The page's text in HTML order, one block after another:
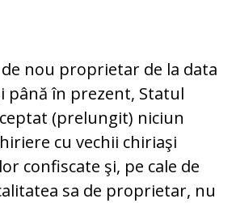
de nou proprietar de la data
până în prezent, Statul
(prelungit) niciun
cu vechii chiriaşi
confiscate şi, pe cale de
sa de proprietar, nu